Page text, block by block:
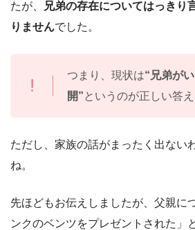
たが、
兄弟の存在についてはっきり
りませんでした。
つまり、現状は“兄弟が
開”というのが正しい答え
ただし、家族の話がまったく出ない
ね。
先ほどもお伝えしましたが、父親に
ンクのベンツをプレゼントされた」